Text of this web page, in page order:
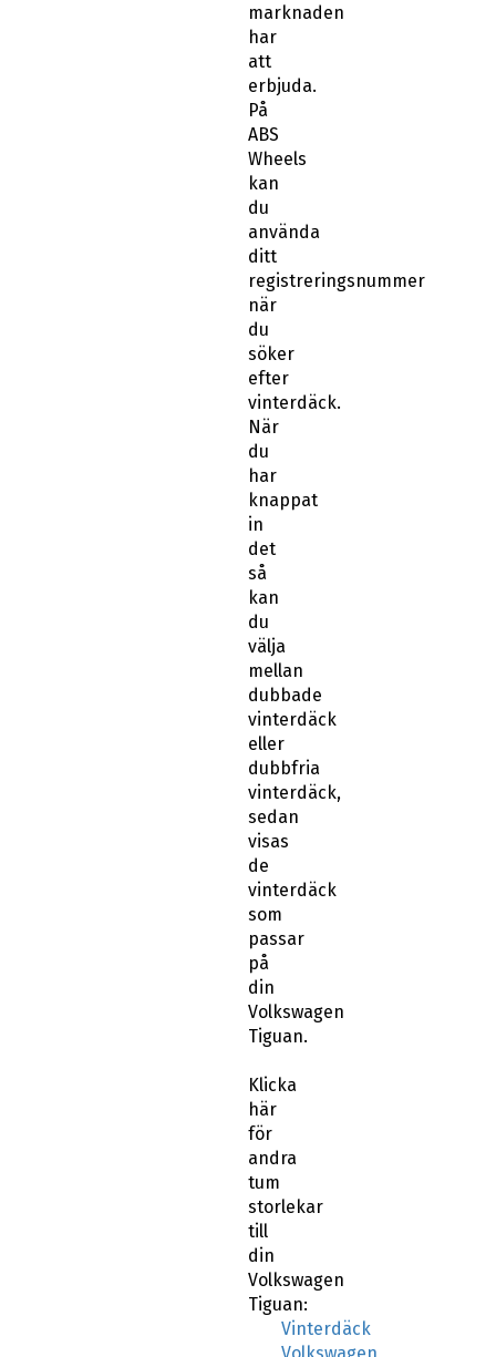
marknaden
har
att
erbjuda.
På
ABS
Wheels
kan
du
använda
ditt
registreringsnummer
när
du
söker
efter
vinterdäck.
När
du
har
knappat
in
det
så
kan
du
välja
mellan
dubbade
vinterdäck
eller
dubbfria
vinterdäck,
sedan
visas
de
vinterdäck
som
passar
på
din
Volkswagen
Tiguan.
Klicka
här
för
andra
tum
storlekar
till
din
Volkswagen
Tiguan:
Vinterdäck
Volkswagen